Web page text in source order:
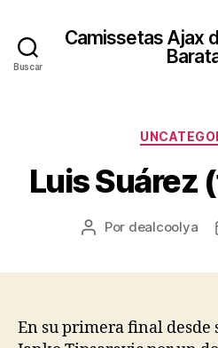
Buscar
Camissetas Ajax
Luis Suárez
Autor
Por dealcoolya
En su primera final desde